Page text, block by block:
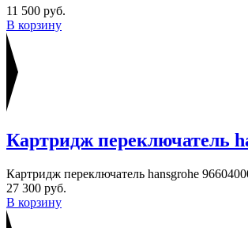
11 500 руб.
В корзину
Картридж переключатель
Картридж переключатель hansgrohe
27 300 руб.
В корзину